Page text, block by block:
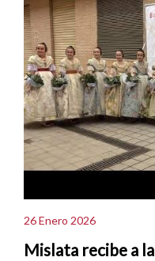
26 Enero 2026
Mislata recibe a